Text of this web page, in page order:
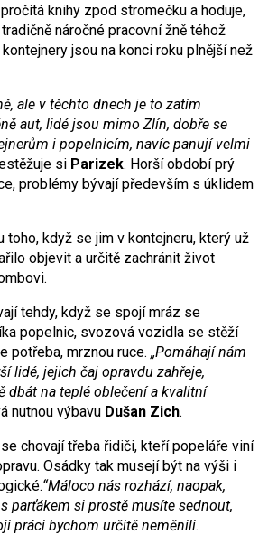
knihy zpod stromečku a hoduje,
náročné pracovní žně téhož
jsou na konci roku plnější než
ale v těchto dnech je to zatím
aut, lidé jsou mimo Zlín, dobře se
i popelnicím, navíc panují velmi
si Parizek. Horší období prý
problémy bývají především s úklidem
toho, když se jim v kontejneru, který už
objevit a určitě zachránit život
tehdy, když se spojí mráz se
popelnic, svozová vozidla se stěží
potřeba, mrznou ruce. „Pomáhají nám
lidé, jejich čaj opravdu zahřeje,
dbát na teplé oblečení a kvalitní
nutnou výbavu Dušan Zich.
chovají třeba řidiči, kteří popeláře viní
Osádky tak musejí být na výši i
“Máloco nás rozhází, naopak,
parťákem si prostě musíte sednout,
práci bychom určitě neměnili.